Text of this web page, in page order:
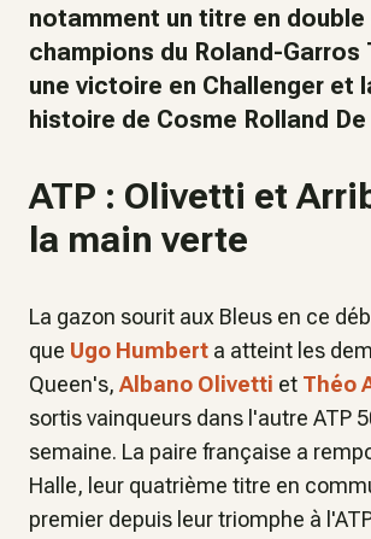
notamment un titre en
champions du Roland-Garros
une victoire en Challenger et
histoire de Cosme Rolland De
ATP : Olivetti et
la main verte
La gazon sourit aux Bleus en ce
que Ugo Humbert a atteint les
Queen's, Albano Olivetti et Théo
sortis vainqueurs dans l'autre ATP
semaine. La paire française a
Halle, leur quatrième titre en
premier depuis leur triomphe à